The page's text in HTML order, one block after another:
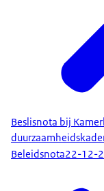
Beslisnota bij
Beleidsnota22-12-